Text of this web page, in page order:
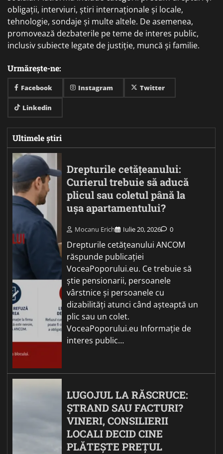
obligații, interviuri, știri internaționale și locale,
tehnologie, sondaje și multe altele. De asemenea,
promovează dezbaterile pe teme de interes public,
inclusiv subiecte legate de justiție, muncă și familie.
Urmărește-ne:
Facebook Instagram Twitter
Linkedin
Ultimele știri
Drepturile cetățeanului:
Curierul trebuie să aducă
plicul sau coletul până la
ușa apartamentului?
Mocanu Erich Iulie 20, 2026 0
Drepturile cetățeanului ANCOM
răspunde publicației
VoceaPoporului.eu. Ce trebuie să
știe pensionarii, persoanele
vârstnice și persoanele cu
dizabilități atunci când așteaptă un
plic sau un colet.
VoceaPoporului.eu Informație de
interes public…
LUGOJUL LA RĂSCRUCE:
ȘTRAND SAU FACTURI?
VINERI, CONSILIERII
LOCALI DECID CINE
PLĂTEȘTE PREȚUL